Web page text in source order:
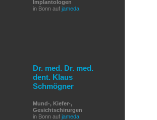
Implantologen
in Bonn auf jameda
Dr. med. Dr. med.
dent. Klaus
Schmögner
Mund-, Kiefer-,
Gesichtschirurgen
in Bonn auf jameda